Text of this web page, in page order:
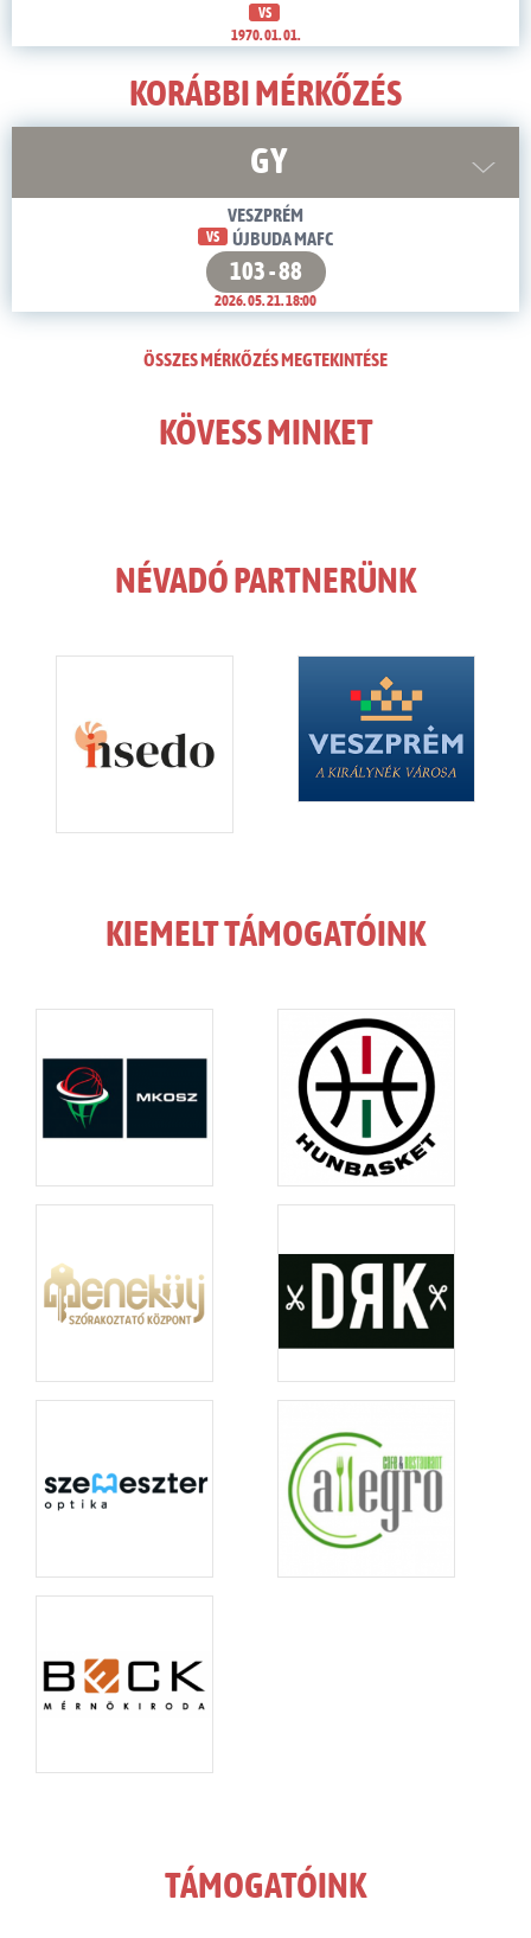
VS
1970. 01. 01.
KORÁBBI MÉRKŐZÉS
GY
VESZPRÉM
VS ÚJBUDA MAFC
103 - 88
2026. 05. 21. 18:00
ÖSSZES MÉRKŐZÉS MEGTEKINTÉSE
KÖVESS MINKET
NÉVADÓ PARTNERÜNK
KIEMELT TÁMOGATÓINK
TÁMOGATÓINK